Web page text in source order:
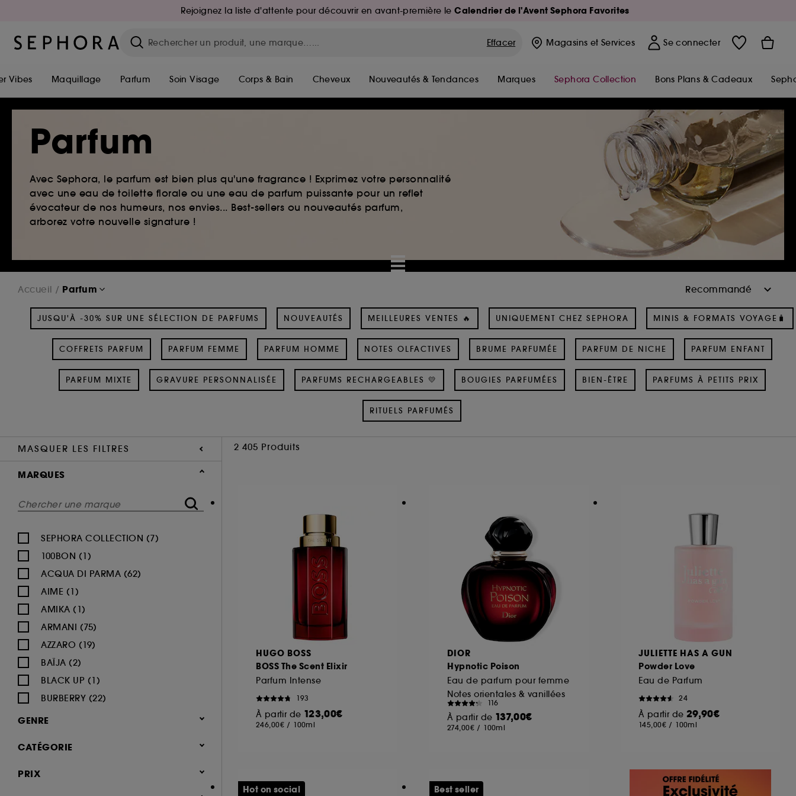
Rejoignez la liste d'attente pour découvrir en avant-première leCalendrier de l'Avent Sephora Favorites
Effacer Magasins et Services Se connecter
Vibes Maquillage Parfum Soin Visage Corps & Bain Cheveux Nouveautés & Tendances Marques Sephora Collection Bons Plans & Cadeaux
Parfum
Avec Sephora, le parfum est bien plus qu'une fragrance ! Exprimez votre personnalité
avec une eau de toilette florale ou une eau de parfum puissante pour un reflet
évocateur de nos humeurs, nos envies... Best-sellers ou nouveautés parfum,
arborez votre nouvelle signature !
Accueil Parfum
JUSQU'À -30% SUR UNE SÉLECTION DE PARFUMS NOUVEAUTÉS MEILLEURES VENTES 🔥 UNIQUEMENT CHEZ SEPHORA MINIS & FORMATS VOYAGE🧳
COFFRETS PARFUM PARFUM FEMME PARFUM HOMME NOTES OLFACTIVES BRUME PARFUMÉE PARFUM DE NICHE PARFUM ENFANT
PARFUM MIXTE GRAVURE PERSONNALISÉE PARFUMS RECHARGEABLES 💛 BOUGIES PARFUMÉES BIEN-ÊTRE PARFUMS À PETITS PRIX
RITUELS PARFUMÉS
MASQUER LES FILTRES 2 405 Produits
MARQUES
SEPHORA COLLECTION (7)
100BON (1)
ACQUA DI PARMA (62)
AIME (1)
AMIKA (1)
ARMANI (75)
AZZARO (19)
BAÏJA (2)
BLACK UP (1)
BURBERRY (22)
BVLGARI (12)
CACHAREL (24)
GENRE
Femme (1377)
Mixte (493)
CATÉGORIE
Parfum
PRIX
HUGO BOSS
BOSS The Scent Elixir
Parfum Intense
193
À partir de 123,00€
246,00€ / 100ml
DIOR
Hypnotic Poison
Eau de parfum pour femme
Notes orientales & vanillées
116
À partir de 137,00€
274,00€ / 100ml
JULIETTE HAS A GUN
Powder Love
Eau de Parfum
24
À partir de 29,90€
145,00€ / 100ml
Hot on social Best seller